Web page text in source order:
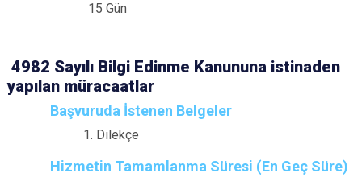
15 Gün
4982 Sayılı Bilgi Edinme Kanununa istinaden
yapılan müracaatlar
Başvuruda İstenen Belgeler
Dilekçe
Hizmetin Tamamlanma Süresi (En Geç Süre)